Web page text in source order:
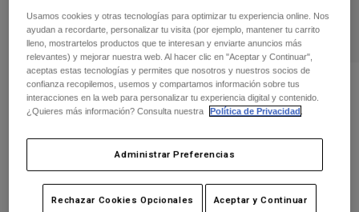
Protecciones
Gafas de protección
Accesorios
Recambios
Gafas de protección
Calcetines
Mochilas y accesorios
Recambios
Sudaderas
Chaquetas
Pantalones
Camisas
Niños
Moto
Cascos
Camisetas
Pantalones
Botas
Guantes
Gafas de Protección
Chaqueta cortavientos Ranger para
mujer
N.º de artículo33388
Price reduced from
94,99 €to61,74 € 35% OFF
Usamos cookies y otras tecnologías para optimizar tu experiencia online. Nos
ayudan a recordarte, personalizar tu visita (por ejemplo, mantener tu carrito
lleno, mostrartelos productos que te interesan y enviarte anuncios más
relevantes) y mejorar nuestra web. Al hacer clic en "Aceptar y Continuar",
aceptas estas tecnologías y permites que nosotros y nuestros socios de
confianza recopilemos, usemos y compartamos información sobre tus
interacciones en la web para personalizar tu experiencia digital y contenido.
¿Quieres más información? Consulta nuestra
Política de Privacidad
Administrar Preferencias
Rechazar Cookies Opcionales Aceptar y Continuar